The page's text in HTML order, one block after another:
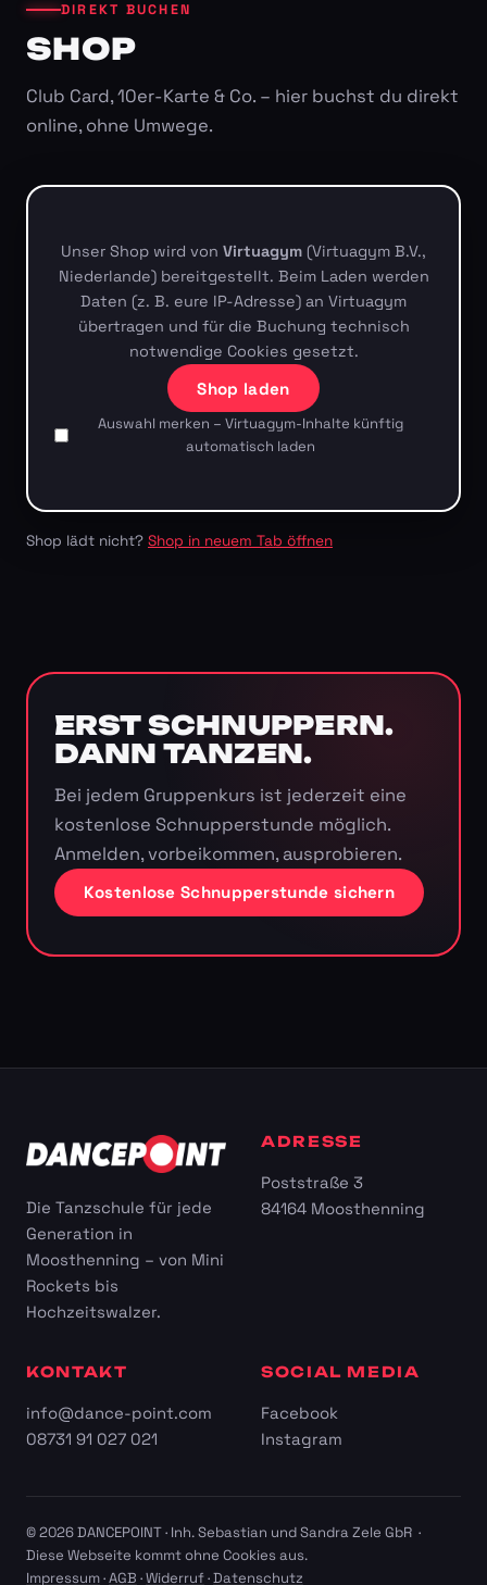
DIREKT BUCHEN
SHOP
Club Card, 10er-Karte & Co. – hier buchst du direkt
online, ohne Umwege.
Unser Shop wird von Virtuagym (Virtuagym B.V.,
Niederlande) bereitgestellt. Beim Laden werden
Daten (z. B. eure IP-Adresse) an Virtuagym
übertragen und für die Buchung technisch
notwendige Cookies gesetzt.
Shop laden
Auswahl merken – Virtuagym-Inhalte künftig
automatisch laden
Shop lädt nicht? Shop in neuem Tab öffnen
ERST SCHNUPPERN.
DANN TANZEN.
Bei jedem Gruppenkurs ist jederzeit eine
kostenlose Schnupperstunde möglich.
Anmelden, vorbeikommen, ausprobieren.
Kostenlose Schnupperstunde sichern
Die Tanzschule für jede
Generation in
Moosthenning – von Mini
Rockets bis
Hochzeitswalzer.
ADRESSE
Poststraße 3
84164 Moosthenning
KONTAKT
info@dance-point.com
08731 91 027 021
SOCIAL MEDIA
Facebook
Instagram
© 2026 DANCEPOINT · Inh. Sebastian und Sandra Zele GbR ·
Diese Webseite kommt ohne Cookies aus.
Impressum·AGB ·Widerruf·Datenschutz